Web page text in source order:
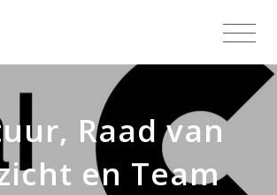
Raad van
en Team